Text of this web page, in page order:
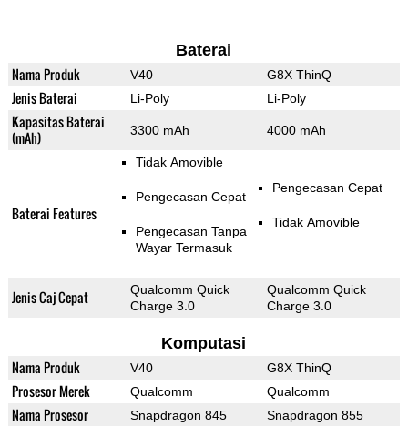
Baterai
Nama Produk V40 G8X ThinQ
Jenis Baterai Li-Poly Li-Poly
Kapasitas Baterai
(mAh)
3300 mAh 4000 mAh
Baterai Features
Tidak Amovible
Pengecasan Cepat
Pengecasan Tanpa
Wayar Termasuk
Pengecasan Cepat
Tidak Amovible
Jenis Caj Cepat
Qualcomm Quick
Charge 3.0
Qualcomm Quick
Charge 3.0
Komputasi
Nama Produk V40 G8X ThinQ
Prosesor Merek Qualcomm Qualcomm
Nama Prosesor Snapdragon 845 Snapdragon 855